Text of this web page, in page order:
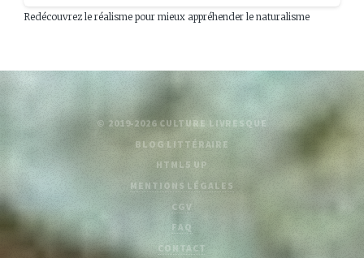
déjà commencé à écrire des romans que nous
Redécouvrez le réalisme pour mieux appréhender le naturalisme
© 2019-2026 CULTURE LIVRESQUE
BLOG LITTÉRAIRE
HTML5 UP
MENTIONS LÉGALES
CGV
FAQ
CONTACT